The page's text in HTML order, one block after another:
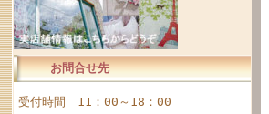
お問合せ先
受付時間 11：00～18：00